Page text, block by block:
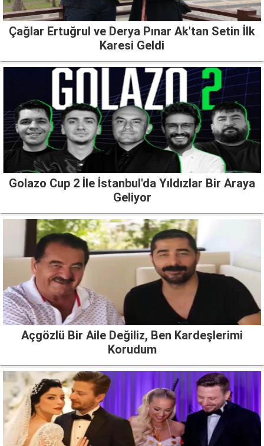
Çağlar Ertuğrul ve Derya Pınar Ak'tan Setin İlk
Karesi Geldi
Golazo Cup 2 İle İstanbul'da Yıldızlar Bir Araya
Geliyor
Açgözlü Bir Aile Değiliz, Ben Kardeşlerimi
Korudum